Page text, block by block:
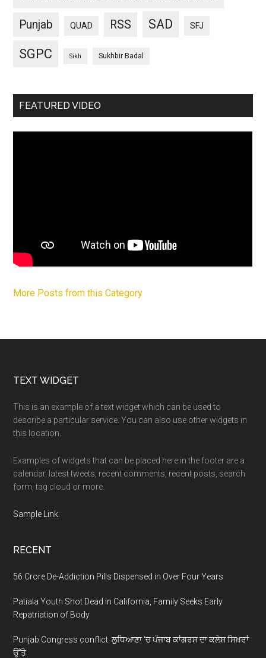
Punjab QUAD RSS SAD SFJ
SGPC Sikh Sukhbir Badal
FEATURED VIDEO
More Posts from this Category
Footer
TEXT WIDGET
This is an example of a text widget which can be used to
describe a particular service. You can also use other widgets in
this location.
Examples of widgets that can be placed here in the footer are a
calendar, latest tweets, recent comments, recent posts, search
form, tag cloud or more.
Sample Link
RECENT
56 Crore De-Addiction Pills Dispensed in Over Four Years
Patiala Youth Shot Dead in California, Family Seeks Early
Repatriation of Body
Punjab Congress conflict: ਲੁਧਿਆਣਾ ‘ਚ ਪੰਜਾਬ ਕਾਂਗਰਸ ਦਾ ਕਲੇਸ਼ ਸਿਖ਼ਰਾਂ
ਉੱਤੇ